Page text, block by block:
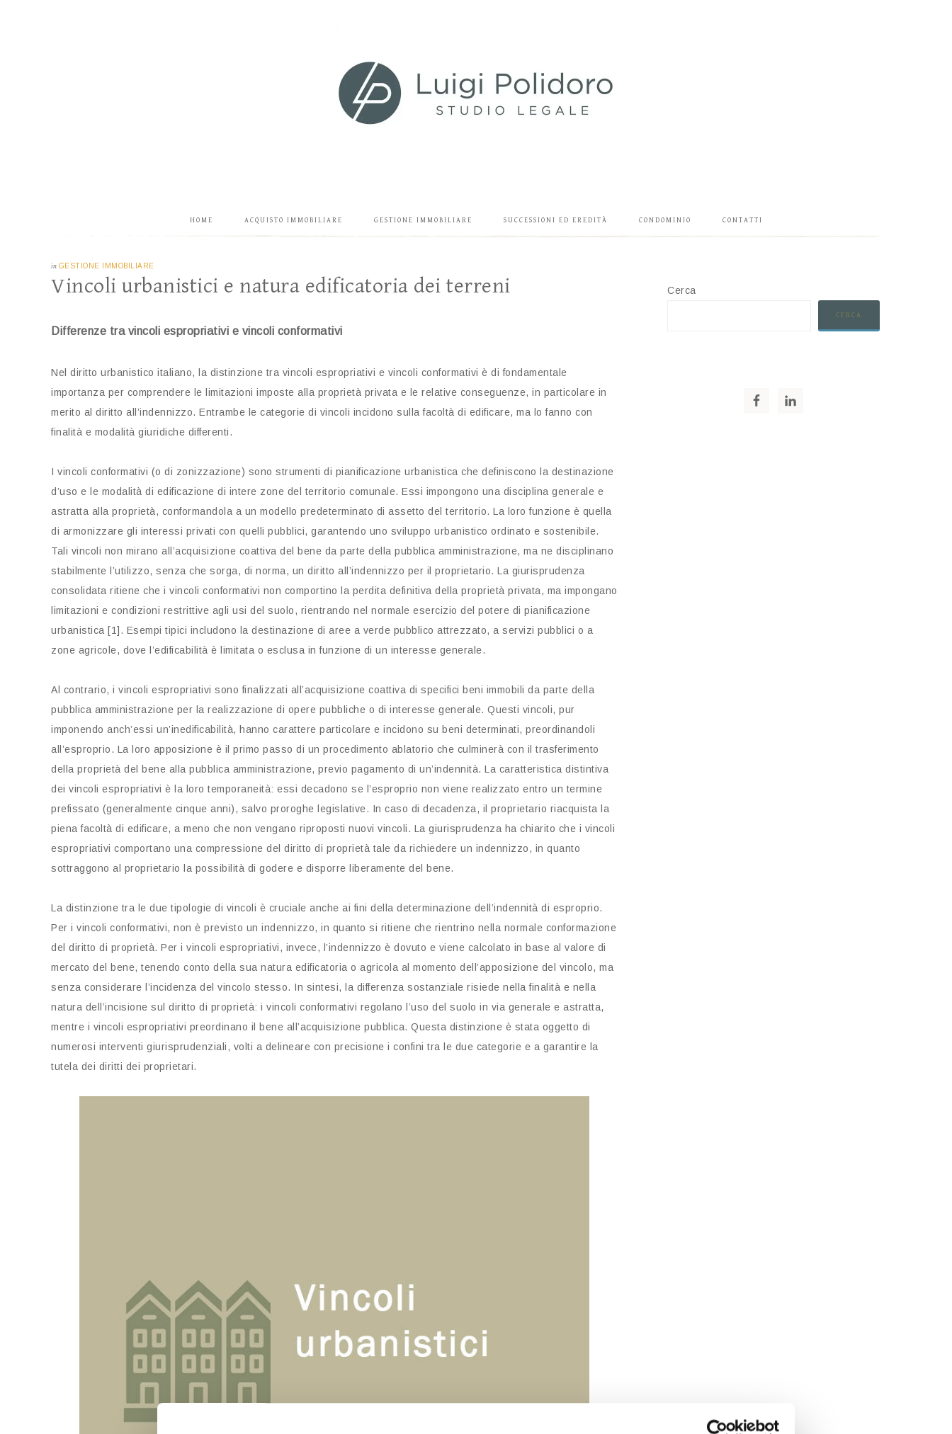
HOME ACQUISTO IMMOBILIARE GESTIONE IMMOBILIARE SUCCESSIONI ED EREDITÀ CONDOMINIO CONTATTI
in GESTIONE IMMOBILIARE
Vincoli urbanistici e natura edificatoria dei terreni
Differenze tra vincoli espropriativi e vincoli conformativi
Nel diritto urbanistico italiano, la distinzione tra vincoli espropriativi e vincoli conformativi è di fondamentale
importanza per comprendere le limitazioni imposte alla proprietà privata e le relative conseguenze, in particolare in
merito al diritto all’indennizzo. Entrambe le categorie di vincoli incidono sulla facoltà di edificare, ma lo fanno con
finalità e modalità giuridiche differenti.
I vincoli conformativi (o di zonizzazione) sono strumenti di pianificazione urbanistica che definiscono la destinazione
d’uso e le modalità di edificazione di intere zone del territorio comunale. Essi impongono una disciplina generale e
astratta alla proprietà, conformandola a un modello predeterminato di assetto del territorio. La loro funzione è quella
di armonizzare gli interessi privati con quelli pubblici, garantendo uno sviluppo urbanistico ordinato e sostenibile.
Tali vincoli non mirano all’acquisizione coattiva del bene da parte della pubblica amministrazione, ma ne disciplinano
stabilmente l’utilizzo, senza che sorga, di norma, un diritto all’indennizzo per il proprietario. La giurisprudenza
consolidata ritiene che i vincoli conformativi non comportino la perdita definitiva della proprietà privata, ma impongano
limitazioni e condizioni restrittive agli usi del suolo, rientrando nel normale esercizio del potere di pianificazione
urbanistica [1]. Esempi tipici includono la destinazione di aree a verde pubblico attrezzato, a servizi pubblici o a
zone agricole, dove l’edificabilità è limitata o esclusa in funzione di un interesse generale.
Al contrario, i vincoli espropriativi sono finalizzati all’acquisizione coattiva di specifici beni immobili da parte della
pubblica amministrazione per la realizzazione di opere pubbliche o di interesse generale. Questi vincoli, pur
imponendo anch’essi un’inedificabilità, hanno carattere particolare e incidono su beni determinati, preordinandoli
all’esproprio. La loro apposizione è il primo passo di un procedimento ablatorio che culminerà con il trasferimento
della proprietà del bene alla pubblica amministrazione, previo pagamento di un’indennità. La caratteristica distintiva
dei vincoli espropriativi è la loro temporaneità: essi decadono se l’esproprio non viene realizzato entro un termine
prefissato (generalmente cinque anni), salvo proroghe legislative. In caso di decadenza, il proprietario riacquista la
piena facoltà di edificare, a meno che non vengano riproposti nuovi vincoli. La giurisprudenza ha chiarito che i vincoli
espropriativi comportano una compressione del diritto di proprietà tale da richiedere un indennizzo, in quanto
sottraggono al proprietario la possibilità di godere e disporre liberamente del bene.
La distinzione tra le due tipologie di vincoli è cruciale anche ai fini della determinazione dell’indennità di esproprio.
Per i vincoli conformativi, non è previsto un indennizzo, in quanto si ritiene che rientrino nella normale conformazione
del diritto di proprietà. Per i vincoli espropriativi, invece, l’indennizzo è dovuto e viene calcolato in base al valore di
mercato del bene, tenendo conto della sua natura edificatoria o agricola al momento dell’apposizione del vincolo, ma
senza considerare l’incidenza del vincolo stesso. In sintesi, la differenza sostanziale risiede nella finalità e nella
natura dell’incisione sul diritto di proprietà: i vincoli conformativi regolano l’uso del suolo in via generale e astratta,
mentre i vincoli espropriativi preordinano il bene all’acquisizione pubblica. Questa distinzione è stata oggetto di
numerosi interventi giurisprudenziali, volti a delineare con precisione i confini tra le due categorie e a garantire la
tutela dei diritti dei proprietari.
Cerca
CERCA